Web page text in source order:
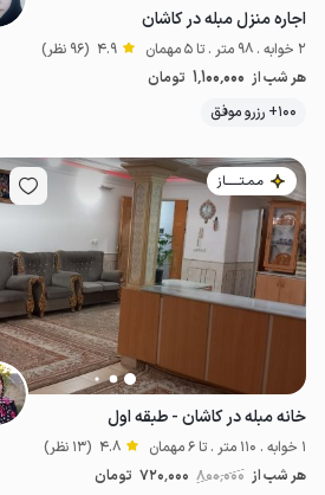
اجاره منزل مبله در کاشان
2 خوابه . 98 متر . تا 5 مهمان 4.9 (96 نظر)
هر شب از 1٬100٬000 تومان
100+ رزرو موفق
مـمـتــــــاز
خانه مبله در کاشان - طبقه اول
1 خوابه . 110 متر . تا 6 مهمان 4.8 (13 نظر)
هر شب از 800٬000 720٬000 تومان